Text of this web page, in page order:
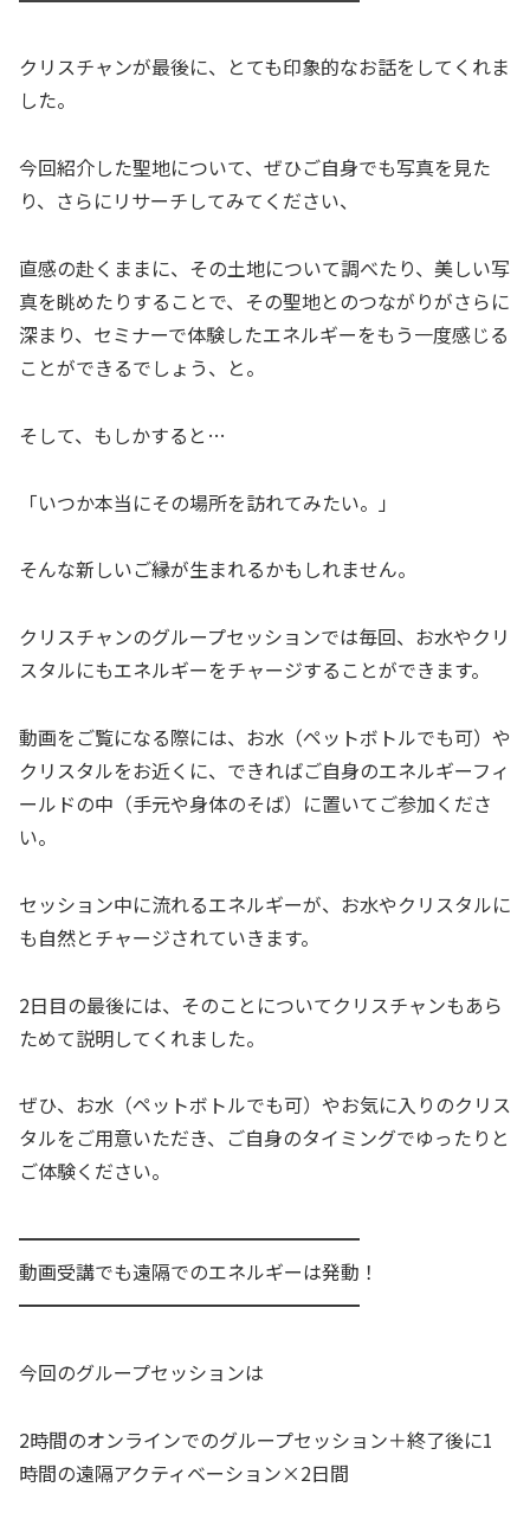
クリスチャンが最後に、とても印象的なお話をしてくれま
した。
今回紹介した聖地について、ぜひご自身でも写真を見た
り、さらにリサーチしてみてください、
直感の赴くままに、その土地について調べたり、美しい写
真を眺めたりすることで、その聖地とのつながりがさらに
深まり、セミナーで体験したエネルギーをもう一度感じる
ことができるでしょう、と。
そして、もしかすると…
「いつか本当にその場所を訪れてみたい。」
そんな新しいご縁が生まれるかもしれません。
クリスチャンのグループセッションでは毎回、お水やクリ
スタルにもエネルギーをチャージすることができます。
動画をご覧になる際には、お水（ペットボトルでも可）や
クリスタルをお近くに、できればご自身のエネルギーフィ
ールドの中（手元や身体のそば）に置いてご参加くださ
い。
セッション中に流れるエネルギーが、お水やクリスタルに
も自然とチャージされていきます。
2日目の最後には、そのことについてクリスチャンもあら
ためて説明してくれました。
ぜひ、お水（ペットボトルでも可）やお気に入りのクリス
タルをご用意いただき、ご自身のタイミングでゆったりと
ご体験ください。
━━━━━━━━━━━━━━━━━━
動画受講でも遠隔でのエネルギーは発動！
━━━━━━━━━━━━━━━━━━
今回のグループセッションは
2時間のオンラインでのグループセッション＋終了後に1
時間の遠隔アクティベーション×2日間